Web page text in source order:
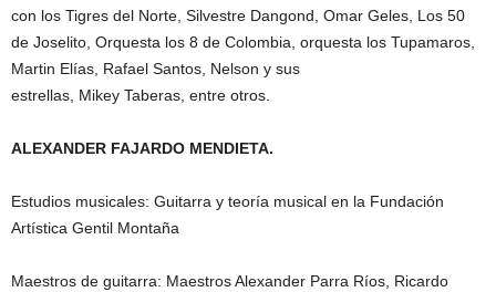
con los Tigres del Norte, Silvestre Dangond, Omar Geles, Los 50
de Joselito, Orquesta los 8 de Colombia, orquesta los Tupamaros,
Martin Elías, Rafael Santos, Nelson y sus
estrellas, Mikey Taberas, entre otros.
ALEXANDER FAJARDO MENDIETA.
Estudios musicales: Guitarra y teoría musical en la Fundación
Artística Gentil Montaña
Maestros de guitarra: Maestros Alexander Parra Ríos, Ricardo